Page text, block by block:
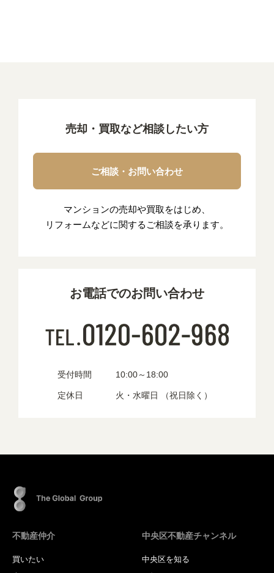
売却・買取など相談したい方
ご相談・お問い合わせ
マンションの売却や買取をはじめ、
リフォームなどに関するご相談を承ります。
お電話でのお問い合わせ
受付時間 10:00～18:00
定休日 火・水曜日 （祝日除く）
不動産仲介
買いたい
中央区不動産チャンネル
中央区を知る